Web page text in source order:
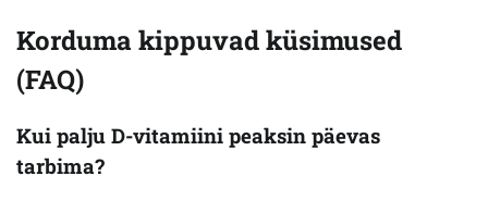
Korduma kippuvad küsimused
(FAQ)
Kui palju D-vitamiini peaksin päevas
tarbima?